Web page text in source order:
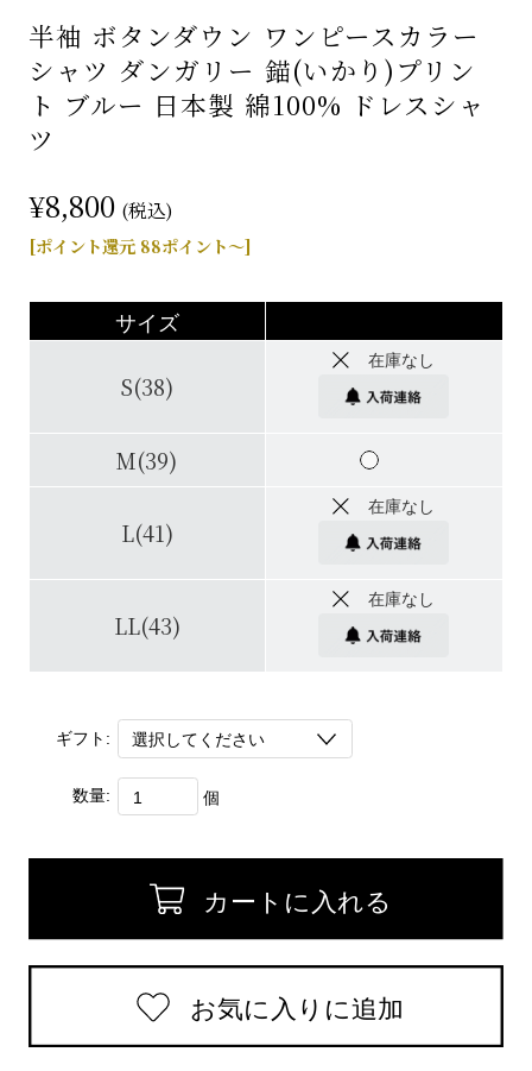
半袖 ボタンダウン ワンピースカラー
シャツ ダンガリー 錨(いかり)プリン
ト ブルー 日本製 綿100% ドレスシャ
ツ
¥8,800 (税込)
[ポイント還元 88ポイント～]
サイズ
S(38)
在庫なし
M(39)
L(41)
在庫なし
LL(43)
在庫なし
ギフト:
数量: 個